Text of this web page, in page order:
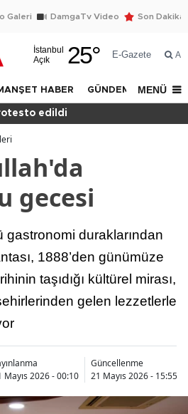
Galeri DamgaTv Video Son Dakika
İstanbul
Açık
25° E-Gazete Ara
HABER GÜNDEM DÜNYA
MENÜ
gecesi
gastronomi duraklarından
1888’den günümüze
taşıdığı kültürel mirası,
gelen lezzetlerle
Mayıs 2026 - 00:10
Güncellenme
21 Mayıs 2026 - 15:55